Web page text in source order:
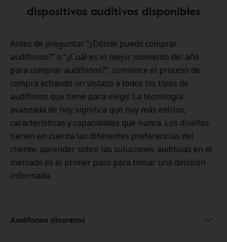
dispositivos auditivos disponibles
Antes de preguntar “¿Dónde puedo comprar
audífonos?” o “¿Cuál es el mejor momento del año
para comprar audífonos?”, comience el proceso de
compra echando un vistazo a todos los tipos de
audífonos que tiene para elegir. La tecnología
avanzada de hoy significa que hay más estilos,
características y capacidades que nunca. Los diseños
tienen en cuenta las diferentes preferencias del
cliente: aprender sobre las soluciones auditivas en el
mercado es el primer paso para tomar una decisión
informada.
Audífonos discretos